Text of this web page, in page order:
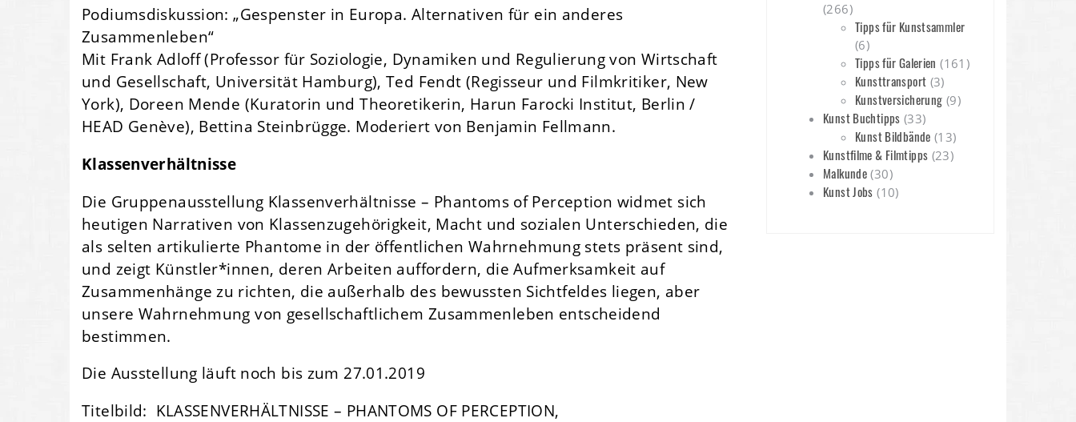
Podiumsdiskussion: „Gespenster in Europa. Alternativen für ein anderes
Zusammenleben“
Mit Frank Adloff (Professor für Soziologie, Dynamiken und Regulierung von Wirtschaft
und Gesellschaft, Universität Hamburg), Ted Fendt (Regisseur und Filmkritiker, New
York), Doreen Mende (Kuratorin und Theoretikerin, Harun Farocki Institut, Berlin /
HEAD Genève), Bettina Steinbrügge. Moderiert von Benjamin Fellmann.
Klassenverhältnisse
Die Gruppenausstellung Klassenverhältnisse – Phantoms of Perception widmet sich
heutigen Narrativen von Klassenzugehörigkeit, Macht und sozialen Unterschieden, die
als selten artikulierte Phantome in der öffentlichen Wahrnehmung stets präsent sind,
und zeigt Künstler*innen, deren Arbeiten auffordern, die Aufmerksamkeit auf
Zusammenhänge zu richten, die außerhalb des bewussten Sichtfeldes liegen, aber
unsere Wahrnehmung von gesellschaftlichem Zusammenleben entscheidend
bestimmen.
Die Ausstellung läuft noch bis zum 27.01.2019
Titelbild: KLASSENVERHÄLTNISSE – PHANTOMS OF PERCEPTION,
(266)
Tipps für Kunstsammler
(6)
Tipps für Galerien (161)
Kunsttransport (3)
Kunstversicherung (9)
Kunst Buchtipps (33)
Kunst Bildbände (13)
Kunstfilme & Filmtipps (23)
Malkunde (30)
Kunst Jobs (10)